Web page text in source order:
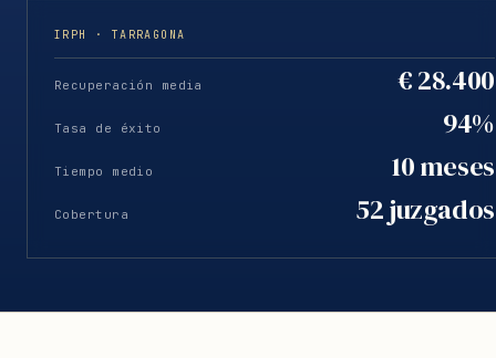
IRPH · TARRAGONA
Recuperación media € 28.400
Tasa de éxito 94%
Tiempo medio 10 meses
Cobertura 52 juzgados